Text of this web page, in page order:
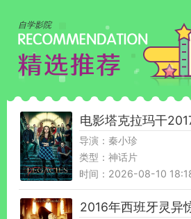
自学影院
电影塔克拉玛干
导演：秦小珍
类型：神话片
时间：2026-08-10
2016年西班牙灵异